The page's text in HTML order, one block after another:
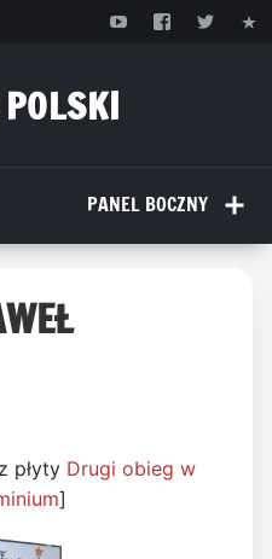
PANEL BOCZNY
płyty Drugi obieg w
]